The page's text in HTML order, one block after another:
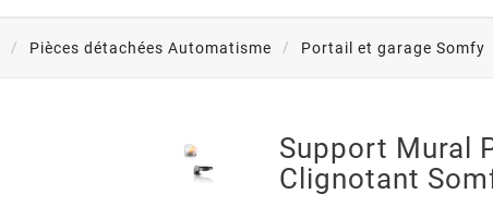
Pièces détachées Automatisme Portail et garage Somfy
Support Mural
Clignotant